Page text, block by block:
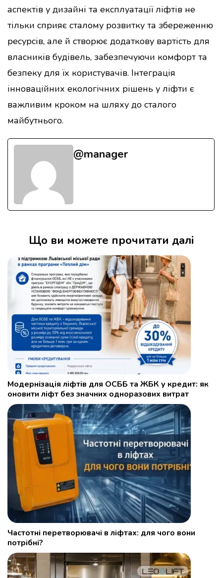
аспектів у дизайні та експлуатації ліфтів не
тільки сприяє сталому розвитку та збереженню
ресурсів, але й створює додаткову вартість для
власників будівель, забезпечуючи комфорт та
безпеку для їх користувачів. Інтеграція
інноваційних екологічних рішень у ліфти є
важливим кроком на шляху до сталого
майбутнього.
@manager
Що ви можете прочитати далі
Модернізація ліфтів для ОСББ та ЖБК у кредит: як
оновити ліфт без значних одноразових витрат
Частотні перетворювачі в ліфтах: для чого вони
потрібні?